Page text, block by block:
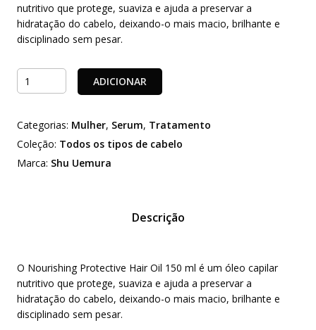
nutritivo que protege, suaviza e ajuda a preservar a
hidratação do cabelo, deixando-o mais macio, brilhante e
disciplinado sem pesar.
Quantidade
de
protective
hair
oil
ADICIONAR
Categorias: Mulher, Serum, Tratamento
Coleção: Todos os tipos de cabelo
Marca: Shu Uemura
Descrição
O Nourishing Protective Hair Oil 150 ml é um óleo capilar
nutritivo que protege, suaviza e ajuda a preservar a
hidratação do cabelo, deixando-o mais macio, brilhante e
disciplinado sem pesar.